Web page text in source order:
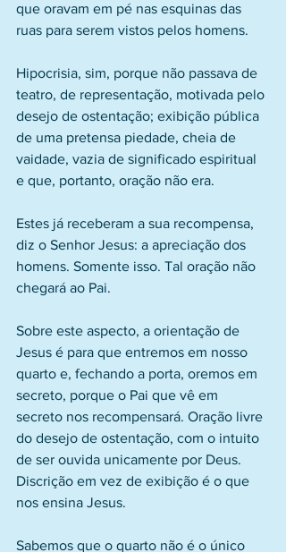
que oravam em pé nas esquinas das
ruas para serem vistos pelos homens.
Hipocrisia, sim, porque não passava de
teatro, de representação, motivada pelo
desejo de ostentação; exibição pública
de uma pretensa piedade, cheia de
vaidade, vazia de significado espiritual
e que, portanto, oração não era.
Estes já receberam a sua recompensa,
diz o Senhor Jesus: a apreciação dos
homens. Somente isso. Tal oração não
chegará ao Pai.
Sobre este aspecto, a orientação de
Jesus é para que entremos em nosso
quarto e, fechando a porta, oremos em
secreto, porque o Pai que vê em
secreto nos recompensará. Oração livre
do desejo de ostentação, com o intuito
de ser ouvida unicamente por Deus.
Discrição em vez de exibição é o que
nos ensina Jesus.
Sabemos que o quarto não é o único